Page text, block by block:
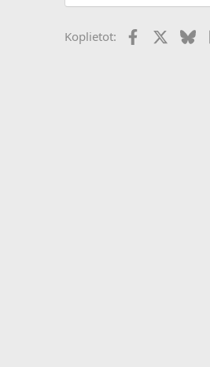
Koplietot: Facebook
X